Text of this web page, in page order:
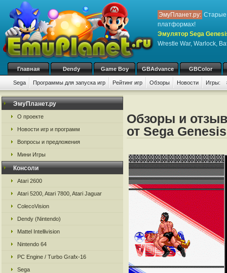
ЭмуПланет.ру: Старые
платформах!
Эмулятор Sega
Wrestle War, Warlock,
Главная Dendy Game Boy GBAdvance GBColor
Sega Программы для запуска игр Рейтинг игр Обзоры Новости Игры:
ЭмуПланет.ру
О проекте
Новости игр и программ
Вопросы и предложения
Мини Игры
Консоли
Atari 2600
Atari 5200, Atari 7800, Atari Jaguar
ColecoVision
Dendy (Nintendo)
Mattel Intellivision
Nintendo 64
PC Engine / Turbo Grafx-16
Sega
Обзоры и
от Sega